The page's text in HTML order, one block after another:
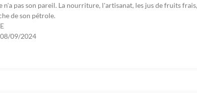
n'a pas son pareil. La nourriture, l'artisanat, les jus de fruits
de son pétrole.
08/09/2024